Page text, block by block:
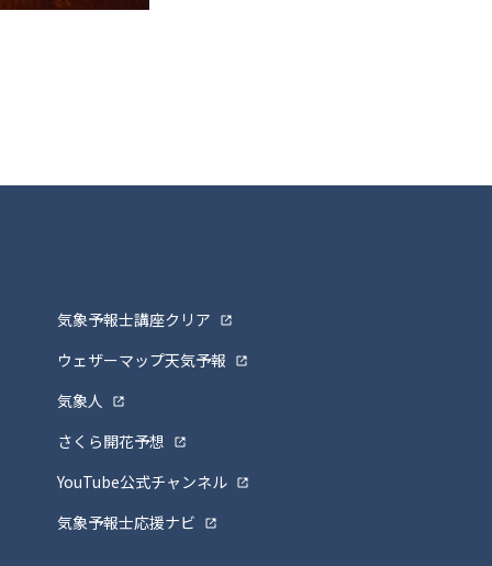
気象予報士講座クリア
ウェザーマップ天気予報
気象人
さくら開花予想
YouTube公式チャンネル
気象予報士応援ナビ